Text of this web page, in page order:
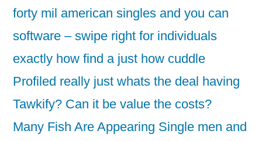
forty mil american singles and you can
software – swipe right for individuals
exactly how find a just how cuddle
Profiled really just whats the deal having
Tawkify? Can it be value the costs?
Many Fish Are Appearing Single men and